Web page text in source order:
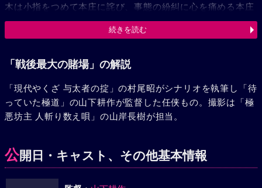
木は小指をつめて本庄に詫び、事態の紛糾に心を痛める本庄
は理事の選挙を岩佐に申し出た。一方、岩佐は五木に本庄が
理事選から下りるよう命令した。本庄は五木の立場に同情
無残な最後をとげた。この一件に責任を感じた本庄は五木に
なった。しかし、岩佐は関東菊東会会長菊村に金品を贈り理
事交代工作をはかっていた。菊村は、同志会を国家のための
政治団体と標傍しながら、万国博や山陽新幹線の利権を独占
と対立したが護衛の銃弾に倒れてしまった。本庄の死を悲し
む五木は、関西博徒を裏切って後任理事になった岩佐に盃を
続きを読む
「戦後最大の賭場」の解説
「現代やくざ 与太者の掟」の村尾昭がシナリオを執筆し「待
っていた極道」の山下耕作が監督した任侠もの。撮影は「極
悪坊主 人斬り数え唄」の山岸長樹が担当。
公開日・キャスト、その他基本情報